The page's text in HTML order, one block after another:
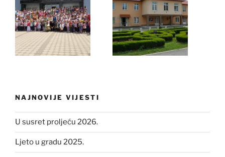
NAJNOVIJE VIJESTI
U susret proljeću 2026.
Ljeto u gradu 2025.